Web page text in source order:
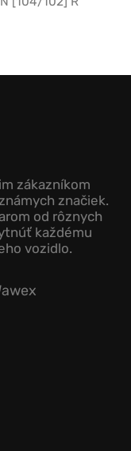
zákazníkom
značiek.
od rôznych
každému
vozidlo.